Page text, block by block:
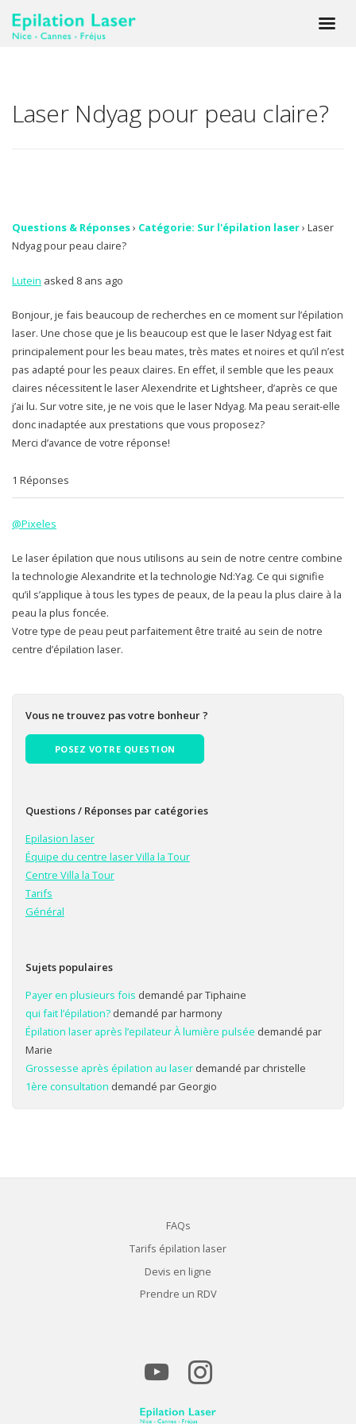
Laser Ndyag pour peau claire?
Questions & Réponses› Catégorie: Sur l'épilation laser› Laser
Ndyag pour peau claire?
Lutein asked 8 ans ago
Bonjour, je fais beaucoup de recherches en ce moment sur l’épilation
laser. Une chose que je lis beaucoup est que le laser Ndyag est fait
principalement pour les beau mates, très mates et noires et qu’il n’est
pas adapté pour les peaux claires. En effet, il semble que les peaux
claires nécessitent le laser Alexendrite et Lightsheer, d’après ce que
j’ai lu. Sur votre site, je ne vois que le laser Ndyag. Ma peau serait-elle
donc inadaptée aux prestations que vous proposez?
Merci d’avance de votre réponse!
1 Réponses
@Pixeles
Le laser épilation que nous utilisons au sein de notre centre combine
la technologie Alexandrite et la technologie Nd:Yag. Ce qui signifie
qu’il s’applique à tous les types de peaux, de la peau la plus claire à la
peau la plus foncée.
Votre type de peau peut parfaitement être traité au sein de notre
centre d’épilation laser.
Vous ne trouvez pas votre bonheur ?
POSEZ VOTRE QUESTION
Questions / Réponses par catégories
Epilasion laser
Équipe du centre laser Villa la Tour
Centre Villa la Tour
Tarifs
Général
Sujets populaires
Payer en plusieurs fois demandé par Tiphaine
qui fait l’épilation?demandé par harmony
Épilation laser après l’epilateur À lumière pulsée demandé par
Marie
Grossesse après épilation au laserdemandé par christelle
1ère consultation demandé par Georgio
FAQs
Tarifs épilation laser
Devis en ligne
Prendre un RDV